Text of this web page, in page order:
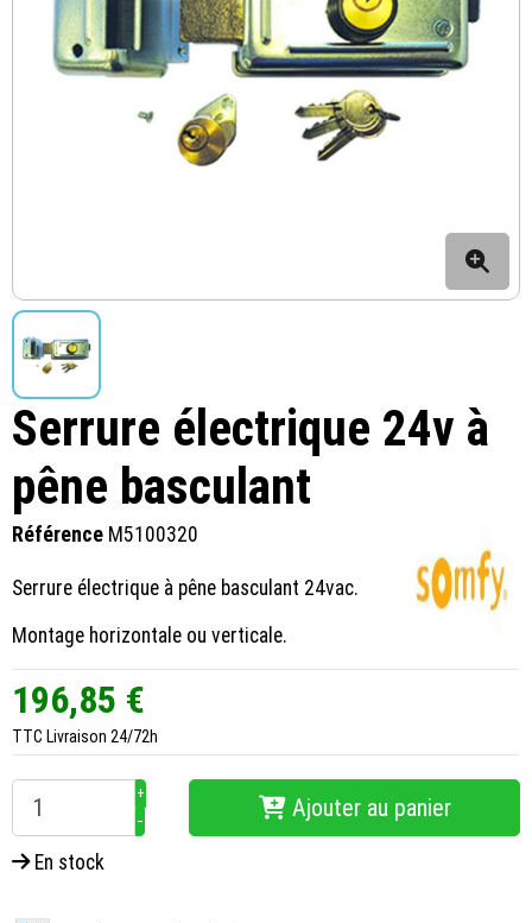
Serrure électrique 24v à
pêne basculant
Référence M5100320
Serrure électrique à pêne basculant 24vac.
Montage horizontale ou verticale.
196,85 €
TTC Livraison 24/72h
+
−
Ajouter au panier
En stock